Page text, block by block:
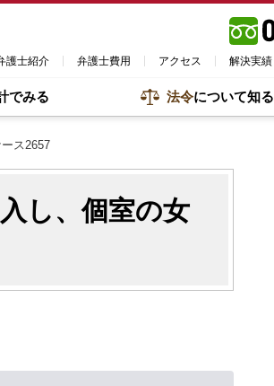
護士紹介 弁護士費用 アクセス 解決実績
でみる 法令について知る
ス2657
し、個室の女